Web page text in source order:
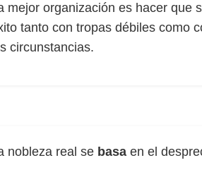
mejor organización es hacer que
tanto con tropas débiles como
circunstancias.
nobleza real se basa en el